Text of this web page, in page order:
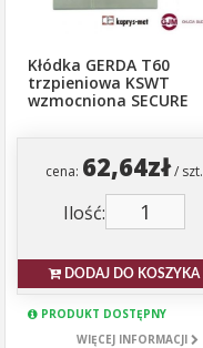
Kłódka GERDA T60
trzpieniowa KSWT
wzmocniona SECURE
cena: 62,64zł/ szt.
Ilość:
DODAJ DO KOSZYKA
PRODUKT DOSTĘPNY
WIĘCEJ INFORMACJI